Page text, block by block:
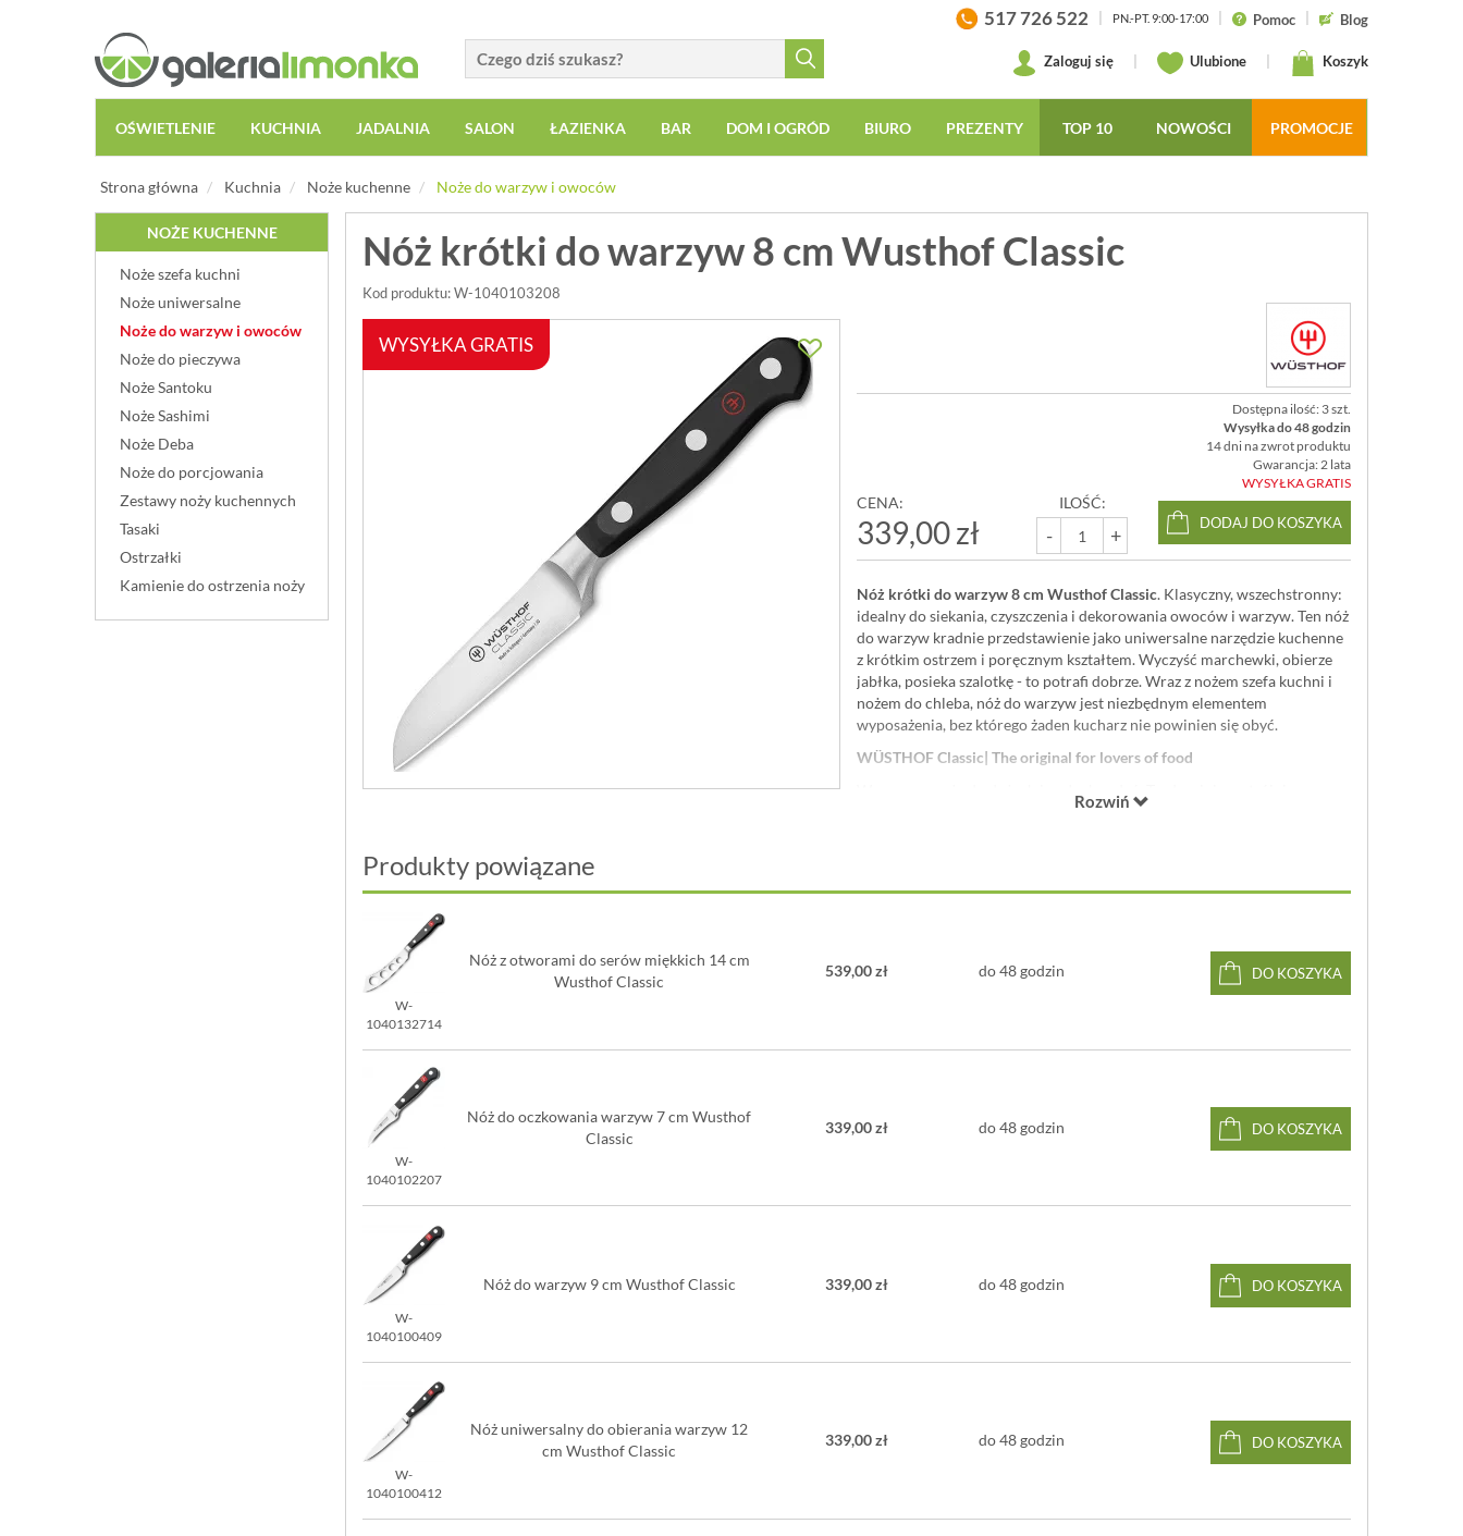
517 726 522 PN.-PT. 9:00-17:00 Pomoc Blog
Zaloguj się Ulubione Koszyk
OŚWIETLENIE KUCHNIA JADALNIA SALON ŁAZIENKA BAR DOM I OGRÓD BIURO PREZENTY TOP 10 NOWOŚCI PROMOCJE
Strona główna Kuchnia Noże kuchenne Noże do warzyw i owoców
NOŻE KUCHENNE
Noże szefa kuchni
Noże uniwersalne
Noże do warzyw i owoców
Noże do pieczywa
Noże Santoku
Noże Sashimi
Noże Deba
Noże do porcjowania
Zestawy noży kuchennych
Tasaki
Ostrzałki
Kamienie do ostrzenia noży
Nóż krótki do warzyw 8 cm Wusthof Classic
Kod produktu: W-1040103208
WYSYŁKA GRATIS
Dostępna ilość: 3 szt.
Wysyłka do 48 godzin
14 dni na zwrot produktu
Gwarancja: 2 lata
WYSYŁKA GRATIS
CENA:
339,00 zł
ILOŚĆ:
- +
DODAJ DO KOSZYKA
Nóż krótki do warzyw 8 cm Wusthof Classic. Klasyczny, wszechstronny:
idealny do siekania, czyszczenia i dekorowania owoców i warzyw. Ten nóż
do warzyw kradnie przedstawienie jako uniwersalne narzędzie kuchenne
z krótkim ostrzem i poręcznym kształtem. Wyczyść marchewki, obierze
jabłka, posieka szalotkę - to potrafi dobrze. Wraz z nożem szefa kuchni i
nożem do chleba, nóż do warzyw jest niezbędnym elementem
wyposażenia, bez którego żaden kucharz nie powinien się obyć.
WÜSTHOF Classic| The original for lovers of food
nitowany projekt jest ulubionym od pokoleń. Dzięki idealnej
nożom z serii WÜSTHOF Classic.
chromowo-
twardością i odpornością na pękanie)
Długość ostrza: 8 cm
Myć ręcznie
Rozwiń
Produkty powiązane
W-
1040132714
Nóż z otworami do serów miękkich 14 cm
Wusthof Classic
539,00 zł do 48 godzin DO KOSZYKA
W-
1040102207
Nóż do oczkowania warzyw 7 cm Wusthof
Classic
339,00 zł do 48 godzin DO KOSZYKA
W-
1040100409
Nóż do warzyw 9 cm Wusthof Classic 339,00 zł do 48 godzin DO KOSZYKA
W-
1040100412
Nóż uniwersalny do obierania warzyw 12
cm Wusthof Classic
339,00 zł do 48 godzin DO KOSZYKA